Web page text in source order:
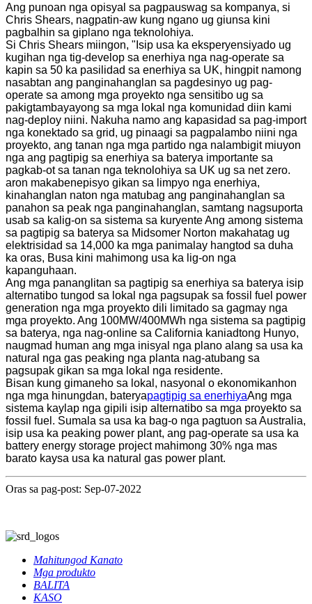
Ang punoan nga opisyal sa pagpauswag sa kompanya, si
Chris Shears, nagpatin-aw kung ngano ug giunsa kini
pagbalhin sa giplano nga teknolohiya.
Si Chris Shears miingon, "Isip usa ka eksperyensiyado ug
kugihan nga tig-develop sa enerhiya nga nag-operate sa
kapin sa 50 ka pasilidad sa enerhiya sa UK, hingpit namong
nasabtan ang panginahanglan sa pagdesinyo ug pag-
operate sa among mga proyekto nga sensitibo ug sa
pakigtambayayong sa mga lokal nga komunidad diin kami
nag-deploy niini. Nakuha namo ang kapasidad sa pag-import
nga konektado sa grid, ug pinaagi sa pagpalambo niini nga
proyekto, ang tanan nga mga partido nga nalambigit miuyon
nga ang pagtipig sa enerhiya sa baterya importante sa
pagkab-ot sa tanan nga teknolohiya sa UK ug sa net zero.
aron makabenepisyo gikan sa limpyo nga enerhiya,
kinahanglan naton nga matubag ang panginahanglan sa
panahon sa peak nga panginahanglan, samtang nagsuporta
usab sa kalig-on sa sistema sa kuryente Ang among sistema
sa pagtipig sa baterya sa Midsomer Norton makahatag ug
elektrisidad sa 14,000 ka mga panimalay hangtod sa duha
ka oras, Busa kini mahimong usa ka lig-on nga
kapanguhaan.
Ang mga pananglitan sa pagtipig sa enerhiya sa baterya isip
alternatibo tungod sa lokal nga pagsupak sa fossil fuel power
generation nga mga proyekto dili limitado sa gagmay nga
mga proyekto. Ang 100MW/400MWh nga sistema sa pagtipig
sa baterya, nga nag-online sa California kaniadtong Hunyo,
naugmad human ang mga inisyal nga plano alang sa usa ka
natural nga gas peaking nga planta nag-atubang sa
pagsupak gikan sa mga lokal nga residente.
Bisan kung gimaneho sa lokal, nasyonal o ekonomikanhon
nga mga hinungdan, bateryapagtipig sa enerhiyaAng mga
sistema kaylap nga gipili isip alternatibo sa mga proyekto sa
fossil fuel. Sumala sa usa ka bag-o nga pagtuon sa Australia,
isip usa ka peaking power plant, ang pag-operate sa usa ka
battery energy storage project mahimong 30% nga mas
barato kaysa usa ka natural gas power plant.
Oras sa pag-post: Sep-07-2022
Mahitungod Kanato
Mga produkto
BALITA
KASO